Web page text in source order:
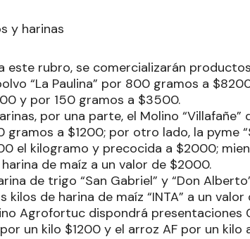
y harinas
este rubro, se comercializarán
“La Paulina” por 800 gramos a
y por 150 gramos a $3500.
por una parte, el Molino
a $1200; por otro lado, la pyme
el kilogramo y precocida a $2000;
de maíz a un valor de $2000.
de trigo “San Gabriel” y “Don
kilos de harina de maíz “INTA” a un
Agrofortuc dispondrá
un kilo $1200 y el arroz AF por un kilo